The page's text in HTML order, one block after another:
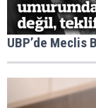
UBP’de Meclis